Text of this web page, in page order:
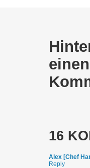
einen
16
Alex [Chef
Reply